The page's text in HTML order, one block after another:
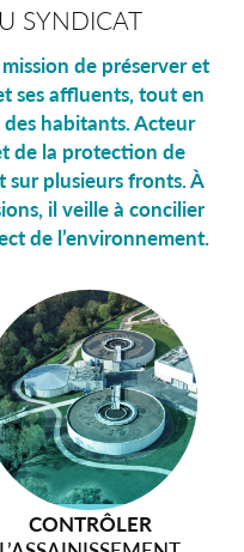
SYNDICAT
de préserver et
ses affluents, tout en
habitants. Acteur
de la protection de
sur plusieurs fronts. À
il veille à concilier
de l’environnement.
LA VALLÉE
CONTRÔLER
INONDATION
dans la
en visant à éduquer et
liés à la
et de la
pédagogiques, des